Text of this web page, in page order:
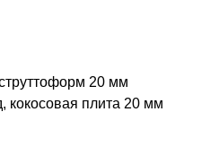
20 мм
кокосовая плита 20 мм